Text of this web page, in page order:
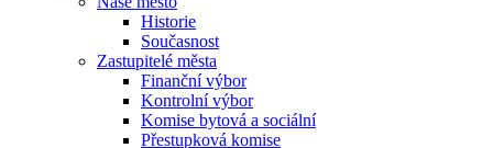
Historie
Současnost
Zastupitelé města
Finanční výbor
Kontrolní výbor
Komise bytová a sociální
Přestupková komise